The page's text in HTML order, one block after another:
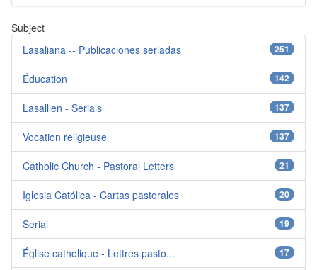
Subject
251
Lasaliana -- Publicaciones seriadas
142
Éducation
137
Lasallien - Serials
137
Vocation religieuse
21
Catholic Church - Pastoral Letters
20
Iglesia Católica - Cartas pastorales
19
Serial
17
Église catholique - Lettres pasto...